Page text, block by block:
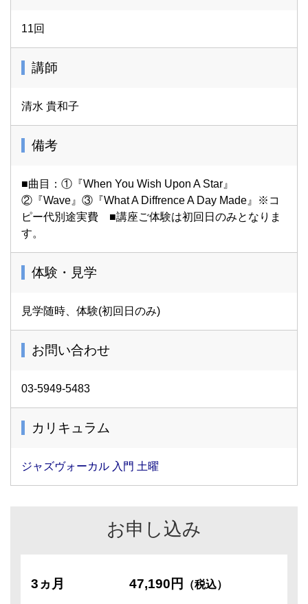
11回
講師
清水 貴和子
備考
■曲目：①『When You Wish Upon A Star』
②『Wave』③『What A Diffrence A Day Made』※コ
ピー代別途実費 ■講座ご体験は初回日のみとなりま
す。
体験・見学
見学随時、体験(初回日のみ)
お問い合わせ
03-5949-5483
カリキュラム
ジャズヴォーカル 入門 土曜
お申し込み
3ヵ月 47,190円 （税込）